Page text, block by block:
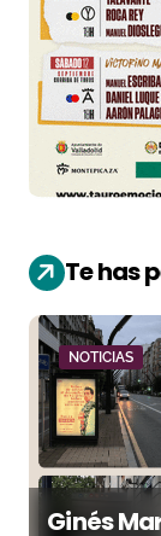
Te has
NOTICIAS
Ginés